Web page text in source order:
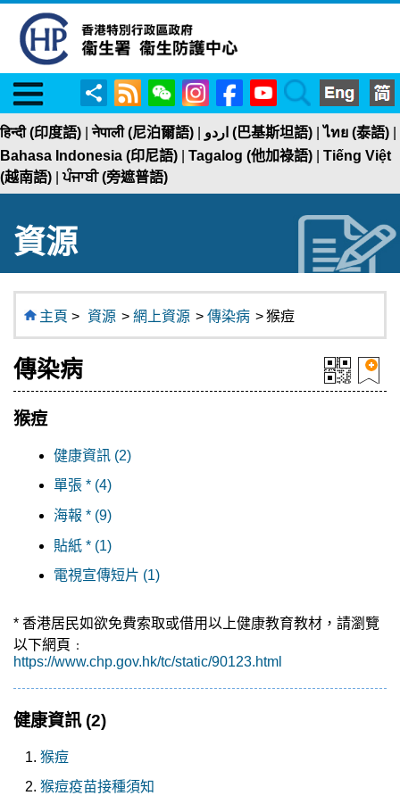
Menu
分
享
RSS WeChatInstagramFacebookYouTubeSearch
हिन्दी (印度語) |नेपाली (尼泊爾語) اردو (巴基斯坦語) |ไทย (泰語)
Bahasa Indonesia (印尼語)
Tagalog (他加祿語)
Tiếng Việt
(越南語) |ਪੰਜਾਬੀ (旁遮普語)
資源
主頁 > 資源 > 網上資源 > 傳染病 >猴痘
傳染病
猴痘
健康資訊 (2)
單張 * (4)
海報 * (9)
貼紙 * (1)
電視宣傳短片 (1)
* 香港居民如欲免費索取或借用以上健康教育教材，請瀏覽
以下網頁﹕
https://www.chp.gov.hk/tc/static/90123.html
健康資訊 (2)
猴痘
猴痘疫苗接種須知